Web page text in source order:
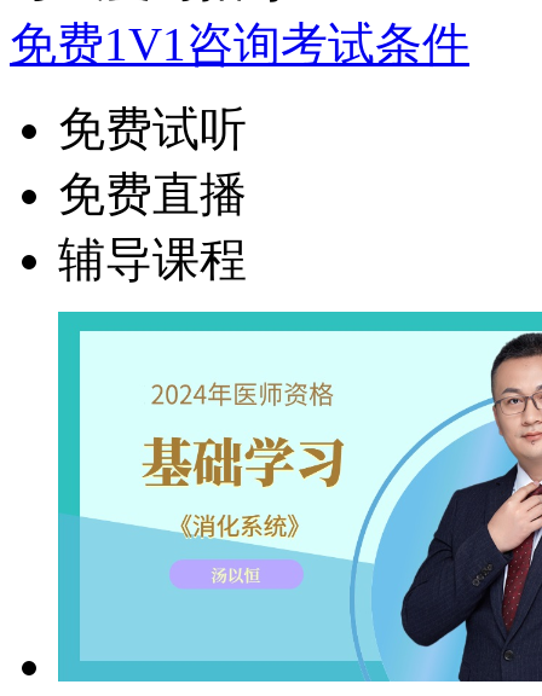
免费1V1咨询考试条件
免费试听
免费直播
辅导课程